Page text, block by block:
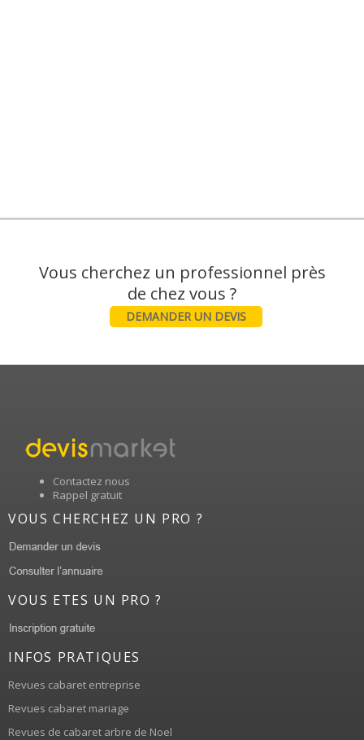
Vous cherchez un professionnel près
DEMANDER UN DEVIS
Contactez nous
Rappel gratuit
VOUS CHERCHEZ UN PRO ?
VOUS ETES UN PRO ?
INFOS PRATIQUES
Revues cabaret entreprise
Revues cabaret mariage
Revues de cabaret arbre de Noel